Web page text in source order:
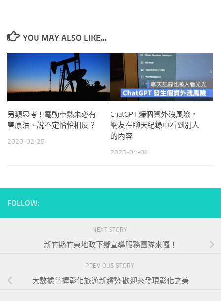
YOU MAY ALSO LIKE...
另類思考！電動車熱未必有
害原油、說不定恰恰相反？
2020-02-25
ChatGPT 爆個資外洩風險，
網友在聊天紀錄中看到別人
的內容
2023-04-08
FOLLOW:
NEXT STORY
新竹縣竹東地政下鄉宣導服務團隊來囉！
PREVIOUS STORY
大數據掌握彰化旅遊新趨勢 歡迎來發現彰化之美